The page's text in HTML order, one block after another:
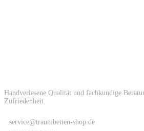
Handverlesene Qualität und fachkundige
Zufriedenheit.
service@traumbetten-shop.de